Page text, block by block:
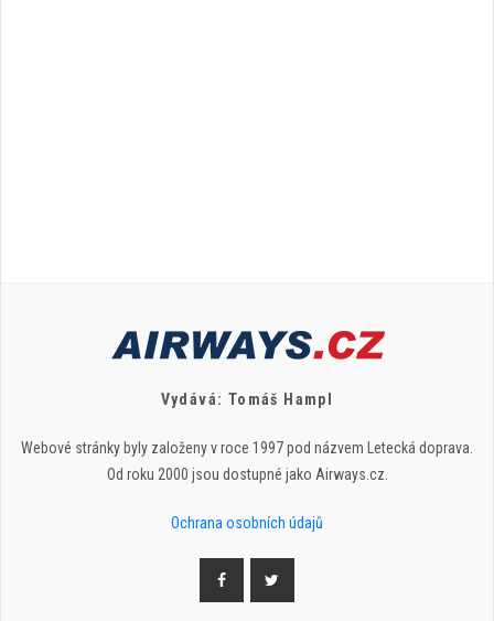
Vydává: Tomáš Hampl
Webové stránky byly založeny v roce 1997 pod názvem Letecká doprava.
Od roku 2000 jsou dostupné jako Airways.cz.
Ochrana osobních údajů